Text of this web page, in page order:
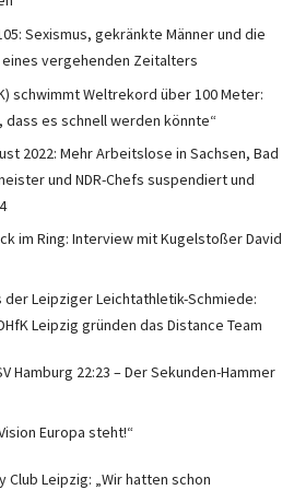
Sexismus, gekränkte Männer und die
vergehenden Zeitalters
schwimmt Weltrekord über 100 Meter:
dass es schnell werden könnte“
2022: Mehr Arbeitslose in Sachsen, Bad
und NDR-Chefs suspendiert und
im Ring: Interview mit Kugelstoßer David
der Leipziger Leichtathletik-Schmiede:
Leipzig gründen das Distance Team
Hamburg 22:23 – Der Sekunden-Hammer
Europa steht!“
Club Leipzig: „Wir hatten schon